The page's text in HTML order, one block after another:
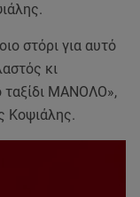
στόρι για αυτό
κι
ταξίδι ΜΑΝΟΛΟ»,
Κοψιάλης.